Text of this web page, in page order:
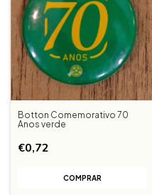
Botton Comemorativo 70
Anos verde
€0,72